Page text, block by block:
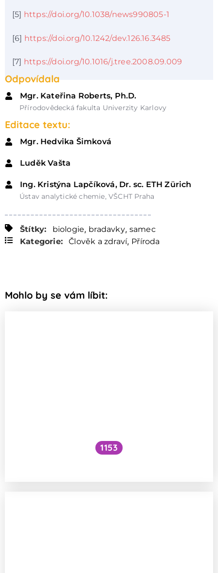
[5] https://doi.org/10.1038/news990805-1
[6] https://doi.org/10.1242/dev.126.16.3485
[7] https://doi.org/10.1016/j.tree.2008.09.009
Odpovídala
Mgr. Kateřina Roberts, Ph.D.
Přírodovědecká fakulta Univerzity Karlovy
Editace textu:
Mgr. Hedvika Šimková
Luděk Vašta
Ing. Kristýna Lapčíková, Dr. sc. ETH Zürich
Ústav analytické chemie, VŠCHT Praha
Štítky: biologie, bradavky, samec
Kategorie:
Člověk a zdraví, Příroda
Mohlo by se vám líbit:
1153